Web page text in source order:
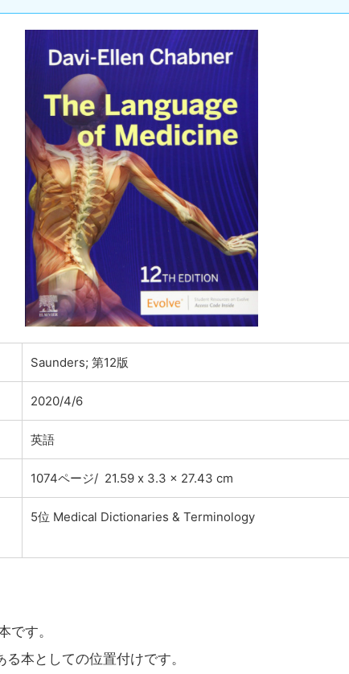
Saunders; 第12版
2020/4/6
英語
1074ページ/ 21.59 x 3.3 x 27.43 cm
5位 Medical Dictionaries & Terminology
です。
本としての位置付けです。